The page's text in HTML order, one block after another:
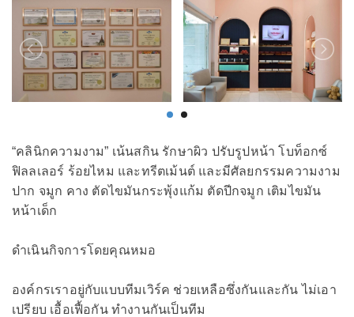
“คลินิกความงาม” เน้นสกิน รักษาผิว ปรับรูปหน้า โบท็อกซ์
ฟิลลเลอร์ ร้อยไหม และทรีตเม้นต์ และมีศัลยกรรมความงาม
ปาก จมูก คาง ตัดไขมันกระพุ้งแก้ม ตัดปีกจมูก เติมไขมัน
หน้าเด็ก
ดำเนินกิจการโดยคุณหมอ
องค์กรเราอยู่กับแบบทีมเวิร์ค ช่วยเหลือซึ่งกันและกัน ไม่เอา
เปรียบ เอื้อเฟื้อกัน ทำงานกันเป็นทีม